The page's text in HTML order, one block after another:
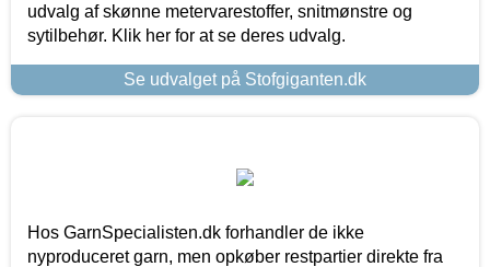
udvalg af skønne metervarestoffer, snitmønstre og
sytilbehør. Klik her for at se deres udvalg.
Se udvalget på Stofgiganten.dk
Hos GarnSpecialisten.dk forhandler de ikke
nyproduceret garn, men opkøber restpartier direkte fra